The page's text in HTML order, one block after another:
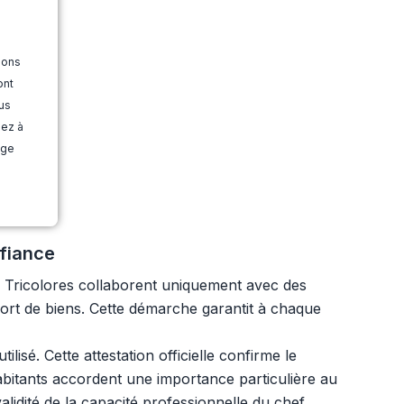
à
collaborent uniquement avec des
de biens. Cette démarche garantit à chaque
Cette attestation officielle confirme le
accordent une importance particulière au